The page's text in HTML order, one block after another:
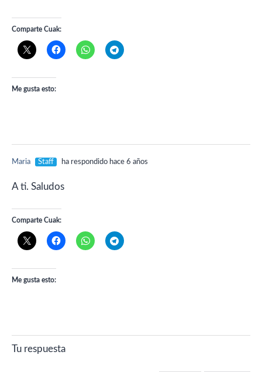
Comparte Cuak:
Me gusta esto:
Maria Staff ha respondido hace 6 años
A ti. Saludos
Comparte Cuak:
Me gusta esto:
Tu respuesta